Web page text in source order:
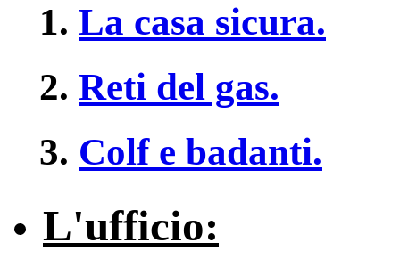
La casa sicura.
Reti del gas.
Colf e badanti.
L'ufficio: